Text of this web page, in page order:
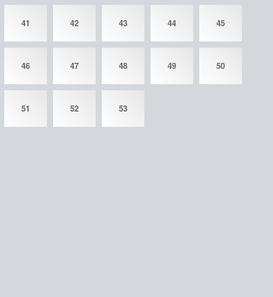
41 42 43 44 45
46 47 48 49 50
51 52 53